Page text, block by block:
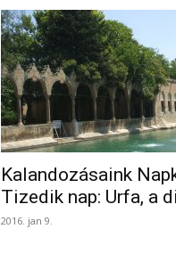
Kalandozásaink
Tizedik nap: Urfa, a
2016. jan 9.